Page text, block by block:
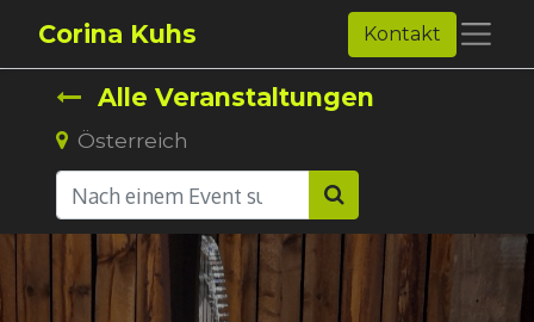
Corina Kuhs Kontakt
Alle Veranstaltungen
Österreich